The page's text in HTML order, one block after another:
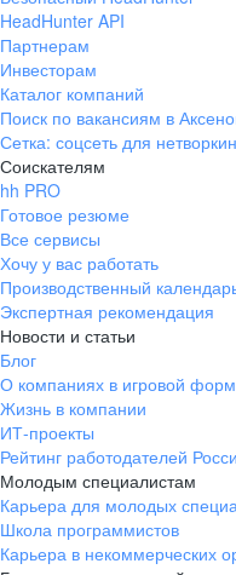
HeadHunter API
Партнерам
Инвесторам
Каталог компаний
Поиск по вакансиям в
Сетка: соцсеть для
Соискателям
hh PRO
Готовое резюме
Все сервисы
Хочу у вас работать
Производственный
Экспертная рекомендация
Новости и статьи
Блог
О компаниях в игровой
Жизнь в компании
ИТ-проекты
Рейтинг работодателей
Молодым специалистам
Карьера для молодых
Школа программистов
Карьера в некоммерческих